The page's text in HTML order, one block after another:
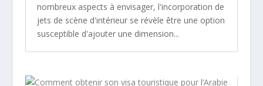
nombreux aspects à envisager, l'incorporation de
jets de scène d'intérieur se révèle être une option
susceptible d'ajouter une dimension...